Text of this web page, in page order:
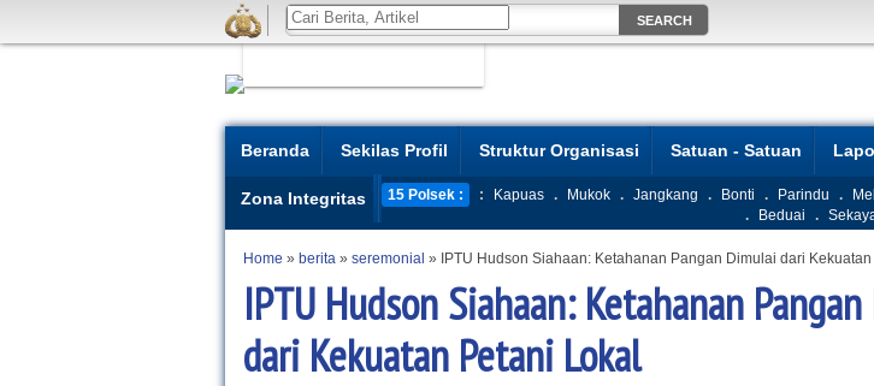
Beranda Sekilas Profil Struktur Organisasi Satuan - Satuan
Zona Integritas 15 Polsek : : Kapuas . Mukok . Jangkang . Bonti . Parindu .
.
Beduai .
Home » berita » seremonial » IPTU Hudson Siahaan: Ketahanan Pangan Dimulai dari Kekuatan
IPTU Hudson Siahaan: Ketahanan
dari Kekuatan Petani Lokal